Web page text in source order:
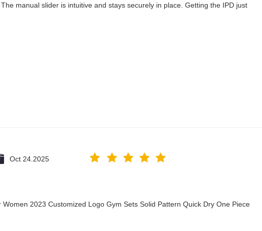
manual slider is intuitive and stays securely in place. Getting the IPD just
Oct 24.2025
2023 Customized Logo Gym Sets Solid Pattern Quick Dry One Piece